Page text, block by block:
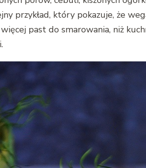
przykład, który pokazuje, że
past do smarowania, niż